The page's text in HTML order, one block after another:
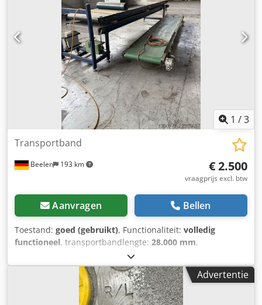
1 /3
Beelen 193 km
Transportband
€ 2.500
vraagprijs excl. btw
Aanvragen Bellen
Toestand: goed (gebruikt), Functionaliteit: volledig
functioneel, transportbandlengte: 28.000 mm,
1.000 mm
transportbanden: 4 x 5,25 m, 1 x 8,00 m, breedte: 0,95 -
1,05 m Dkodpfxezr Ihdo Aifsr Prijs voor losse
transportbanden op aanvraag.
Advertentie